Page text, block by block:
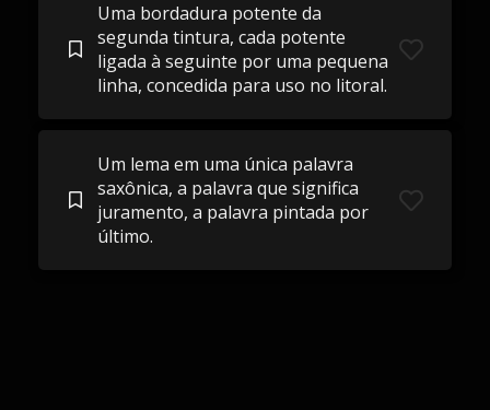
Uma bordadura potente da
segunda tintura, cada potente
ligada à seguinte por uma pequena
linha, concedida para uso no litoral.
Um lema em uma única palavra
saxônica, a palavra que significa
juramento, a palavra pintada por
último.